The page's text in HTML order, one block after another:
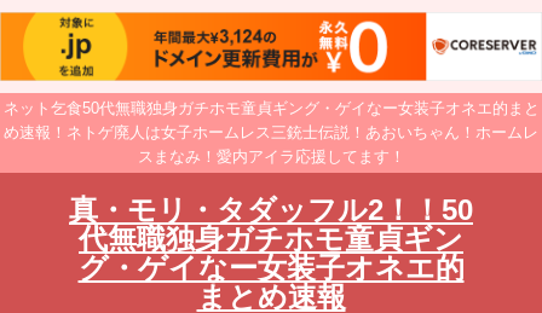
ネット乞食50代無職独身ガチホモ童貞ギング・ゲイなー女装子オネエ的まと
め速報！ネトゲ廃人は女子ホームレス三銃士伝説！あおいちゃん！ホームレ
スまなみ！愛内アイラ応援してます！
真・モリ・タダッフル2！！50
代無職独身ガチホモ童貞ギン
グ・ゲイなー女装子オネエ的
まとめ速報